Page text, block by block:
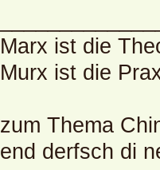
Marx ist die
Murx ist die
zum Thema
end derfsch di